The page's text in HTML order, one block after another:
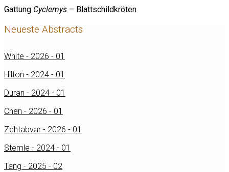
Gattung Cyclemys – Blattschildkröten
Neueste Abstracts
White - 2026 - 01
Hilton - 2024 - 01
Duran - 2024 - 01
Chen - 2026 - 01
Zehtabvar - 2026 - 01
Stemle - 2024 - 01
Tang - 2025 - 02